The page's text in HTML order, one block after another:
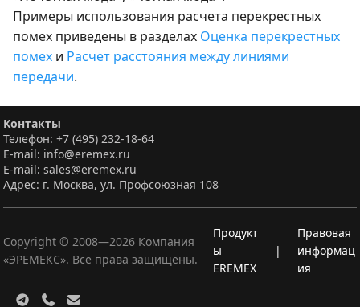
Примеры использования расчета перекрестных
помех приведены в разделах Оценка перекрестных
помех и Расчет расстояния между линиями
передачи.
Контакты
Телефон: +7 (495) 232-18-64
E-mail: info@eremex.ru
E-mail: sales@eremex.ru
Адрес: г. Москва, ул. Профсоюзная 108
Copyright © 2008—2026 Компания
«ЭРЕМЕКС». Все права защищены.
Продукт
ы
EREMEX
|
Правовая
информац
ия